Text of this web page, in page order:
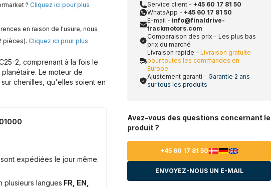
? Cliquez ici pour plus
en raison de l'usure, nous
pièces). Cliquez ici pour plus
2, comprenant à la fois le
Le moteur de
chenilles, qu'elles soient en
expédiées le jour même.
plusieurs langues FR, EN,
Service client - +45 60 17 81 50
WhatsApp - +45 60 17 81 50
E-mail - info@finaldrive-
trackmotors.com
Comparaison des prix - Les plus bas
prix du marché
Livraison rapide - Livraison gratuite
pour toutes les commandes en
Europe
Ajustement garanti - Garantie 2 ans
sur tous les produits
Avez-vous des questions concernant le
produit ?
+45 60 17 81 50
ENVOYEZ-NOUS UN E-MAIL